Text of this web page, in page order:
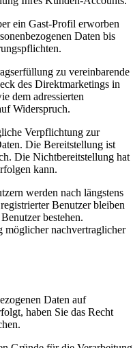
ein Gast-Profil erworben
Daten bis
zu vereinbarende
des Direktmarketings in
dem adressierten
Widerspruch.
Verpflichtung zur
Die Bereitstellung ist
Die Nichtbereitstellung hat
kann.
werden nach längstens
Benutzer bleiben
bestehen.
möglicher nachvertraglicher
Daten auf
haben Sie das Recht